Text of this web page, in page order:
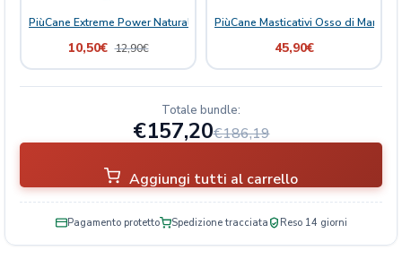
PiùCane Extreme Power Natural Delights Mix Frutta
10,50€ 12,90€
PiùCane Masticativi Osso di Manzo
45,90€
Totale bundle:
€157,20€186,19
Aggiungi tutti al carrello
Pagamento protetto Spedizione tracciata Reso 14 giorni